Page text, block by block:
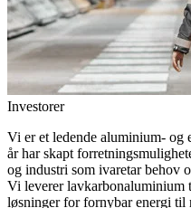
Investorer
Vi er et ledende aluminium- og
år har skapt
og industri som ivaretar behov
Vi leverer lavkarbonaluminium
løsninger for fornybar energi til